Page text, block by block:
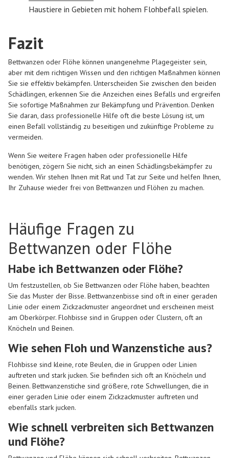
Haustiere in Gebieten mit hohem Flohbefall spielen.
Fazit
Bettwanzen oder Flöhe können unangenehme Plagegeister sein,
aber mit dem richtigen Wissen und den richtigen Maßnahmen können
Sie sie effektiv bekämpfen. Unterscheiden Sie zwischen den beiden
Schädlingen, erkennen Sie die Anzeichen eines Befalls und ergreifen
Sie sofortige Maßnahmen zur Bekämpfung und Prävention. Denken
Sie daran, dass professionelle Hilfe oft die beste Lösung ist, um
einen Befall vollständig zu beseitigen und zukünftige Probleme zu
vermeiden.
Wenn Sie weitere Fragen haben oder professionelle Hilfe
benötigen, zögern Sie nicht, sich an einen Schädlingsbekämpfer zu
wenden. Wir stehen Ihnen mit Rat und Tat zur Seite und helfen Ihnen,
Ihr Zuhause wieder frei von Bettwanzen und Flöhen zu machen.
Häufige Fragen zu
Bettwanzen oder Flöhe
Habe ich Bettwanzen oder Flöhe?
Um festzustellen, ob Sie Bettwanzen oder Flöhe haben, beachten
Sie das Muster der Bisse. Bettwanzenbisse sind oft in einer geraden
Linie oder einem Zickzackmuster angeordnet und erscheinen meist
am Oberkörper. Flohbisse sind in Gruppen oder Clustern, oft an
Knöcheln und Beinen.
Wie sehen Floh und Wanzenstiche aus?
Flohbisse sind kleine, rote Beulen, die in Gruppen oder Linien
auftreten und stark jucken. Sie befinden sich oft an Knöcheln und
Beinen. Bettwanzenstiche sind größere, rote Schwellungen, die in
einer geraden Linie oder einem Zickzackmuster auftreten und
ebenfalls stark jucken.
Wie schnell verbreiten sich Bettwanzen
und Flöhe?